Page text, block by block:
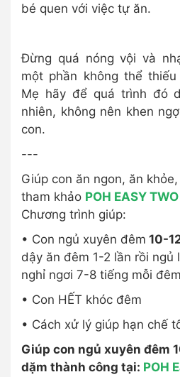
bé quen với việc tự ăn.
Đừng quá nóng vội và
một phần không thể
Mẹ hãy để quá trình đó
nhiên, không nên khen
con.
---
Giúp con ăn ngon, ăn
tham khảo POH EASY TWO
Chương trình giúp:
• Con ngủ xuyên đêm 10-
dậy ăn đêm 1-2 lần rồi ngủ
nghỉ ngơi 7-8 tiếng mỗi đêm
• Con HẾT khóc đêm
• Cách xử lý giúp hạn chế
Giúp con ngủ xuyên đêm
dặm thành công tại: POH